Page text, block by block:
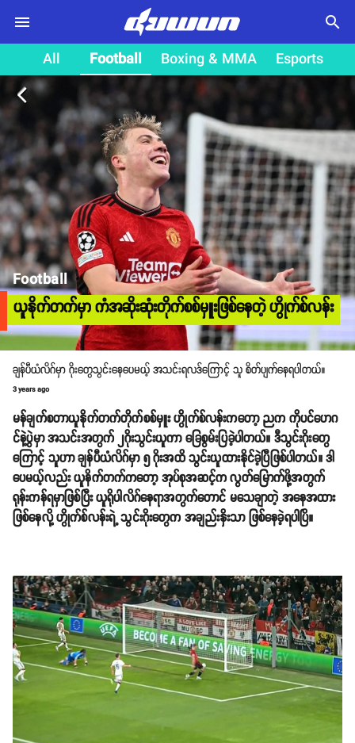
search
All Football Boxing & MMA Esports
arrow_back_ios
Football
ယူနိုက်တက်မှာ ကံအဆိုးဆုံးတိုက်စစ်မှူးဖြစ်နေတဲ့ ဟွိုက်စ်လန်း
ချန်ပီယံလိဂ်မှာ ဂိုးတွေသွင်းနေပေမယ့် အသင်းရလဒ်ကြောင့် သူ စိတ်ပျက်နေရပါတယ်။
3 years ago
မန်ချက်စတာယူနိုက်တက်တိုက်စစ်မှူး ဟွိုက်စ်လန်းကတော့ ညက ကိုပင်ဟေဂ
င်နဲ့ပွဲမှာ အသင်းအတွက် ၂ဂိုးသွင်းယူကာ ခြေစွမ်းပြခဲ့ပါတယ်။ ဒီသွင်းဂိုးတွေ
ကြောင့် သူဟာ ချန်ပီယံလိဂ်မှာ ၅ ဂိုးအထိ သွင်းယူထားနိုင်ခဲ့ပြီဖြစ်ပါတယ်။ ဒါ
ပေမယ့်လည်း ယူနိက်တက်ကတော့ အုပ်စုအဆင့်က လွတ်မြောက်ဖို့အတွက်
ရုန်းကန်ရမှာဖြစ်ပြီး ယူရိုပါလိဂ်နေရာအတွက်တောင် မသေချာတဲ့ အနေအထား
ဖြစ်နေလို့ ဟွိုက်စ်လန်းရဲ့ သွင်းဂိုးတွေက အချည်းနှိးသာ ဖြစ်နေခဲ့ရပါပြိ။